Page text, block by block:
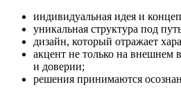
индивидуальная идея и
уникальная структура под
дизайн, который отражает
акцент не только на внешнем
и доверии;
решения принимаются